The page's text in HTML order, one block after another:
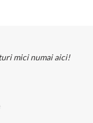
mici numai aici!